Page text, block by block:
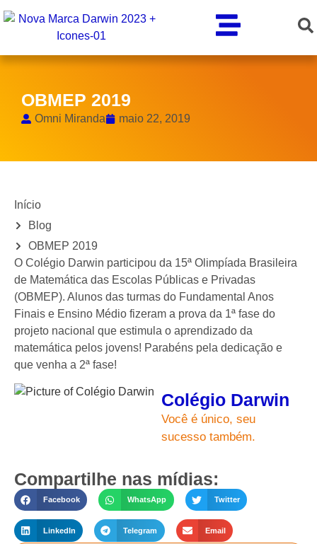
OBMEP 2019
Omni Miranda maio 22, 2019
Início
Blog
OBMEP 2019
O Colégio Darwin participou da 15ª Olimpíada Brasileira
de Matemática das Escolas Públicas e Privadas
(OBMEP). Alunos das turmas do Fundamental Anos
Finais e Ensino Médio fizeram a prova da 1ª fase do
projeto nacional que estimula o aprendizado da
matemática pelos jovens! Parabéns pela dedicação e
que venha a 2ª fase!
Colégio Darwin
Você é único, seu
sucesso também.
Compartilhe nas mídias:
Facebook WhatsApp Twitter
LinkedIn Telegram Email